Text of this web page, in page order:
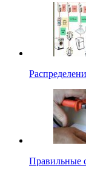
Правильные